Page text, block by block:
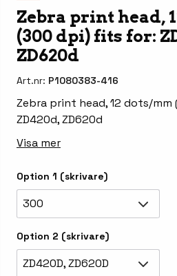
Zebra print head,
(300 dpi) fits for:
ZD620d
Art.nr: P1080383-416
Zebra print head, 12 dots/
ZD420d, ZD620d
Visa mer
Option 1 (skrivare)
300
Option 2 (skrivare)
ZD420D, ZD620D